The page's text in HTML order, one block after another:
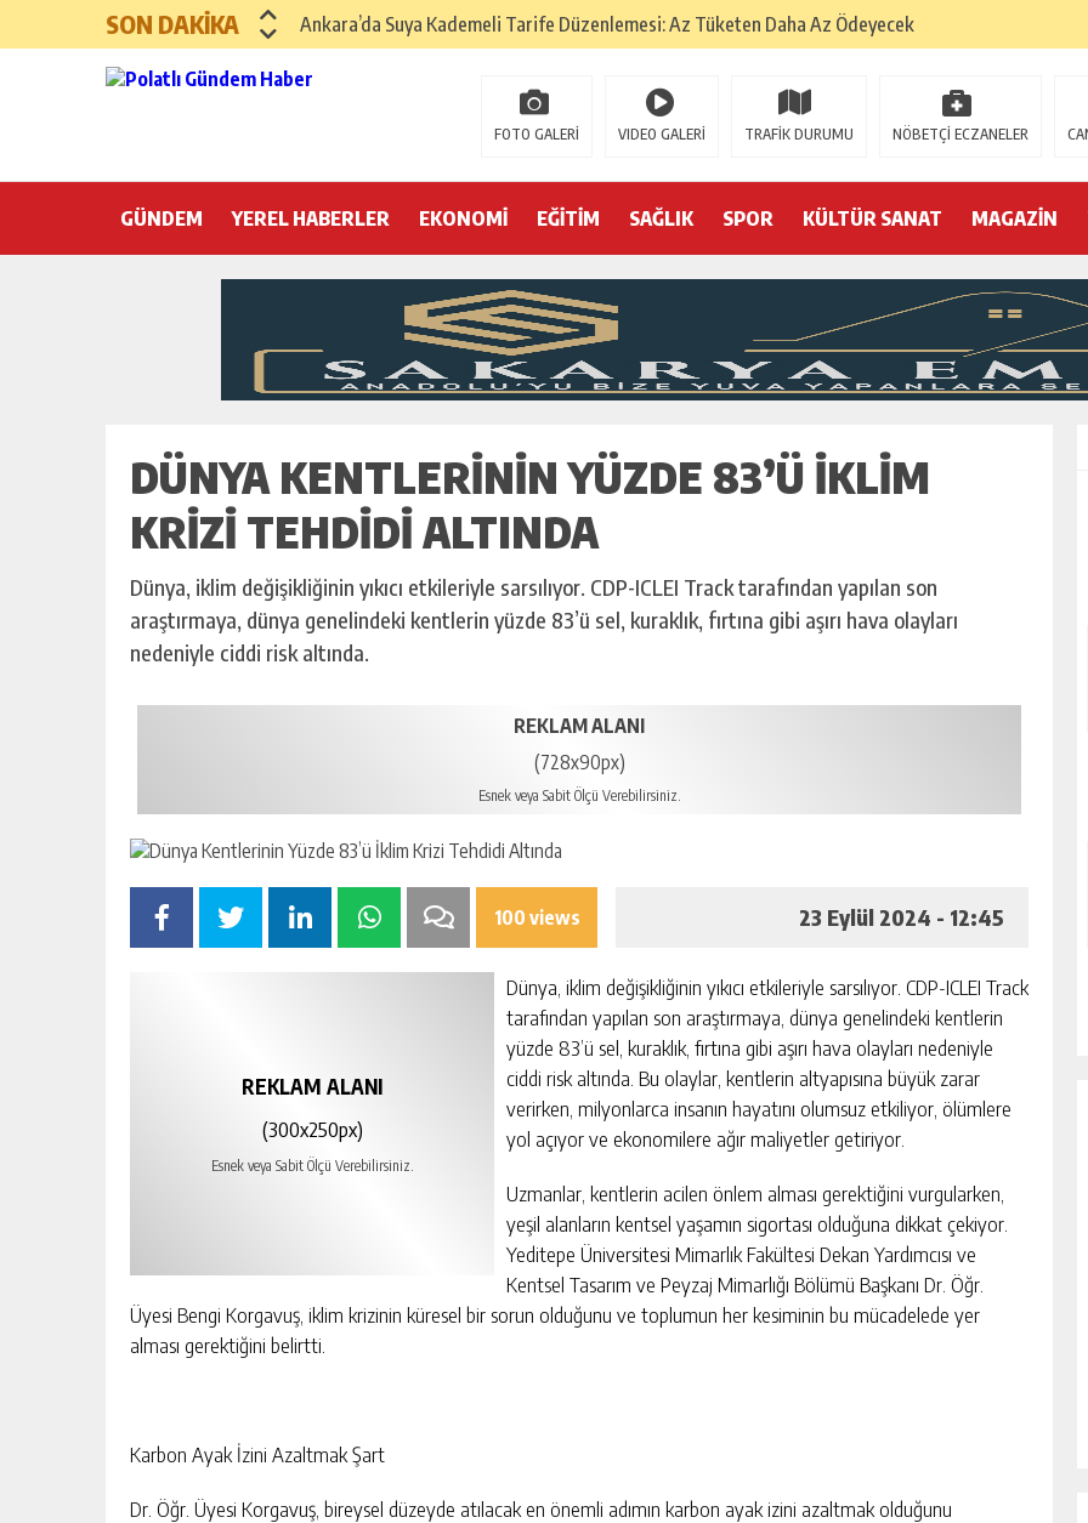
SON DAKİKA
Ankara’da Suya Kademeli Tarife Düzenlemesi: Az Tüketen Daha Az Ödeyecek
Yılın Gastronomi İlçesi Haymana
Polatlı Sakarya Köyü’nde Kırım Tatarlarının Tepreş Coşkusu
Hayri Kozanoğlu… Erdoğan’ın 3 devri
Saray makyaj tutmaz
Seçmeli demokrasi: Kimine şeker, kimine zehir
FOTO GALERİ VIDEO GALERİ TRAFİK DURUMU NÖBETÇİ ECZANELER
GÜNDEM YEREL HABERLER EKONOMİ EĞİTİM SAĞLIK SPOR KÜLTÜR SANAT MAGAZİN
DÜNYA KENTLERININ YÜZDE 83’Ü İKLIM
KRIZI TEHDIDI ALTINDA
Dünya, iklim değişikliğinin yıkıcı etkileriyle sarsılıyor. CDP-ICLEI Track tarafından yapılan son
araştırmaya, dünya genelindeki kentlerin yüzde 83’ü sel, kuraklık, fırtına gibi aşırı hava olayları
nedeniyle ciddi risk altında.
REKLAM ALANI
(728x90px)
Esnek veya Sabit Ölçü Verebilirsiniz.
100 views 23 Eylül 2024 - 12:45
REKLAM ALANI
(300x250px)
Esnek veya Sabit Ölçü Verebilirsiniz.
Dünya, iklim değişikliğinin yıkıcı etkileriyle sarsılıyor. CDP-ICLEI Track
tarafından yapılan son araştırmaya, dünya genelindeki kentlerin
yüzde 83’ü sel, kuraklık, fırtına gibi aşırı hava olayları nedeniyle
ciddi risk altında. Bu olaylar, kentlerin altyapısına büyük zarar
verirken, milyonlarca insanın hayatını olumsuz etkiliyor, ölümlere
yol açıyor ve ekonomilere ağır maliyetler getiriyor.
Uzmanlar, kentlerin acilen önlem alması gerektiğini vurgularken,
yeşil alanların kentsel yaşamın sigortası olduğuna dikkat çekiyor.
Yeditepe Üniversitesi Mimarlık Fakültesi Dekan Yardımcısı ve
Kentsel Tasarım ve Peyzaj Mimarlığı Bölümü Başkanı Dr. Öğr.
Üyesi Bengi Korgavuş, iklim krizinin küresel bir sorun olduğunu ve toplumun her kesiminin bu mücadelede yer
alması gerektiğini belirtti.
Karbon Ayak İzini Azaltmak Şart
Dr. Öğr. Üyesi Korgavuş, bireysel düzeyde atılacak en önemli adımın karbon ayak izini azaltmak olduğunu